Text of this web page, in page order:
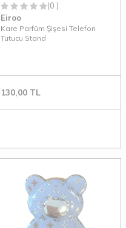
(0 )
Eiroo
Kare Parfüm Şişesi Telefon
Tutucu Stand
130,00 TL